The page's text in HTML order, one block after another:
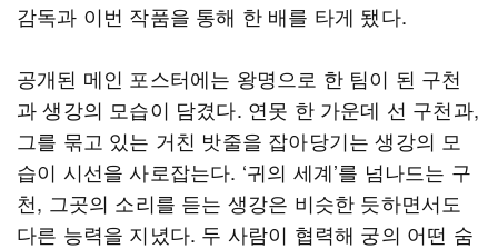
감독과 이번 작품을 통해 한 배를 타게 됐다.
공개된 메인 포스터에는 왕명으로 한 팀이 된 구천
과 생강의 모습이 담겼다. 연못 한 가운데 선 구천과,
그를 묶고 있는 거친 밧줄을 잡아당기는 생강의 모
습이 시선을 사로잡는다. ‘귀의 세계’를 넘나드는 구
천, 그곳의 소리를 듣는 생강은 비슷한 듯하면서도
다른 능력을 지녔다. 두 사람이 협력해 궁의 어떤 숨